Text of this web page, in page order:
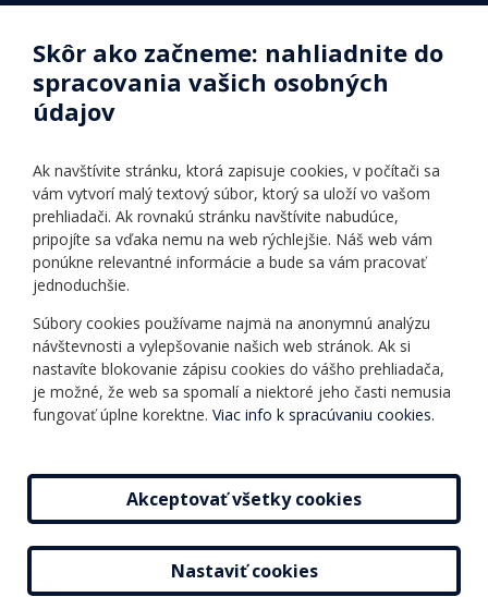
Fotogalérie
Identifikačné údaje školy
Úradné hodiny
Vnútorný poriadok
Online testy
Ponuka jazykov
Informácie o kurzoch
Online testy
Ako si vybrať a kúpiť
kurz
Príspevky
Rozvrh hodín
Ochrana osobných
údajov
Všeobecné obchodné
podmienky
Skôr ako začneme: nahliadnite do
spracovania vašich osobných
údajov
Ak navštívite stránku, ktorá zapisuje cookies, v počítači sa
vám vytvorí malý textový súbor, ktorý sa uloží vo vašom
prehliadači. Ak rovnakú stránku navštívite nabudúce,
pripojíte sa vďaka nemu na web rýchlejšie. Náš web vám
ponúkne relevantné informácie a bude sa vám pracovať
jednoduchšie.
Súbory cookies používame najmä na anonymnú analýzu
návštevnosti a vylepšovanie našich web stránok. Ak si
nastavíte blokovanie zápisu cookies do vášho prehliadača,
je možné, že web sa spomalí a niektoré jeho časti nemusia
fungovať úplne korektne. Viac info k spracúvaniu cookies.
Akceptovať všetky cookies
Nastaviť cookies